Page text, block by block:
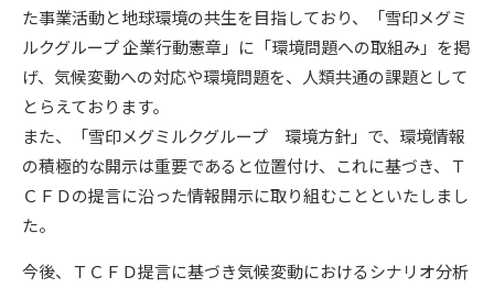
た事業活動と地球環境の共生を目指しており、「雪印メグミ
ルクグループ 企業行動憲章」に「環境問題への取組み」を掲
げ、気候変動への対応や環境問題を、人類共通の課題として
とらえております。
また、「雪印メグミルクグループ 環境方針」で、環境情報
の積極的な開示は重要であると位置付け、これに基づき、Ｔ
ＣＦＤの提言に沿った情報開示に取り組むことといたしまし
た。
今後、ＴＣＦＤ提言に基づき気候変動におけるシナリオ分析